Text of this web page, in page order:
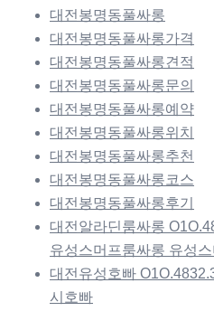
대전봉명동풀싸롱
대전봉명동풀싸롱가격
대전봉명동풀싸롱견적
대전봉명동풀싸롱문의
대전봉명동풀싸롱예약
대전봉명동풀싸롱위치
대전봉명동풀싸롱추천
대전봉명동풀싸롱코스
대전봉명동풀싸롱후기
대전알라딘룸싸롱
유성스머프룸싸롱 유성
대전유성호빠
시호빠